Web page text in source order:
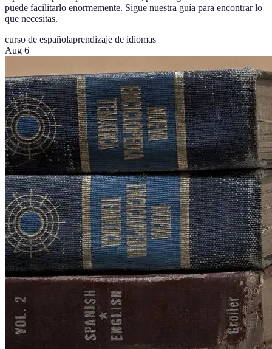
puede facilitarlo enormemente. Sigue nuestra guía para encontrar lo
que necesitas.
curso de españolaprendizaje de idiomas
Aug 6